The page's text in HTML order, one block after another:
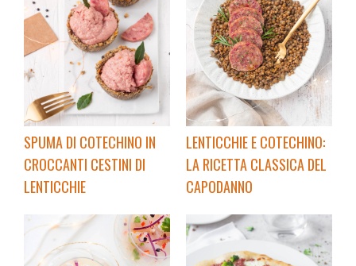
SPUMA DI COTECHINO IN
CROCCANTI CESTINI DI
LENTICCHIE
LENTICCHIE E COTECHINO:
LA RICETTA CLASSICA DEL
CAPODANNO